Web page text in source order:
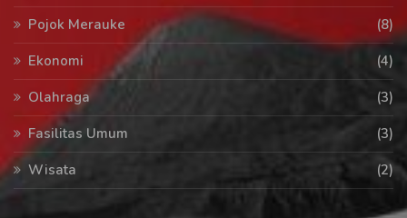
Pojok Merauke
(8)
Ekonomi
(4)
Olahraga
(3)
Fasilitas Umum
(3)
Wisata
(2)